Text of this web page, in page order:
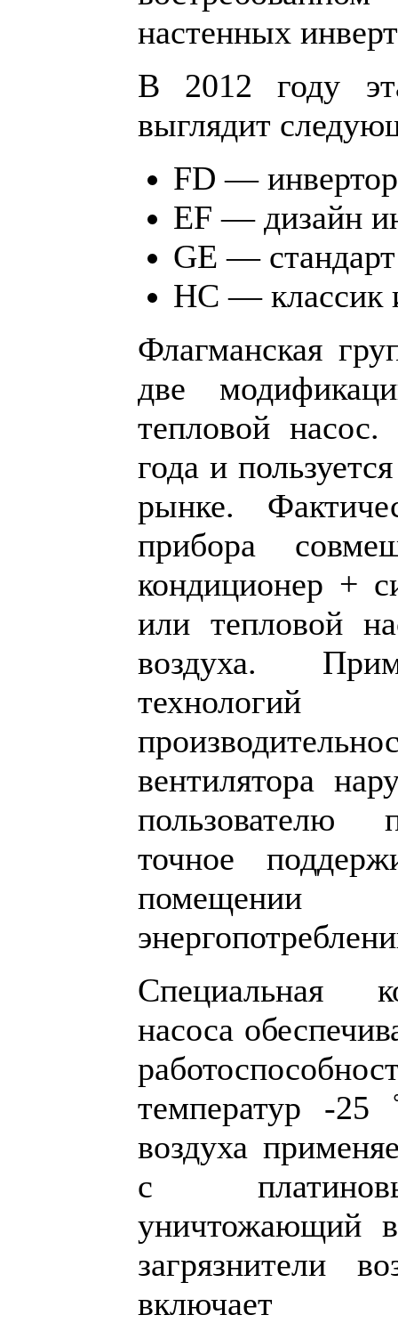
настенных
В 2012 году
выглядит
FD —
EF — дизайн
GE —
HC — классик
Флагманская
две
тепловой
года и
рынке.
прибора
кондиционер +
или тепловой
воздуха.
вентилятора
пользователю
точное
помещении
Специальная
насоса
температур -
воздуха
с
уничтожающий
загрязнители
включает